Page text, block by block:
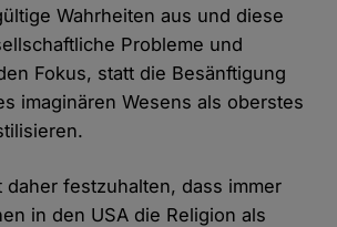
Wahrheiten aus und diese
Probleme und
Fokus, statt die Besänftigung
imaginären Wesens als oberstes
festzuhalten, dass immer
in den USA die Religion als